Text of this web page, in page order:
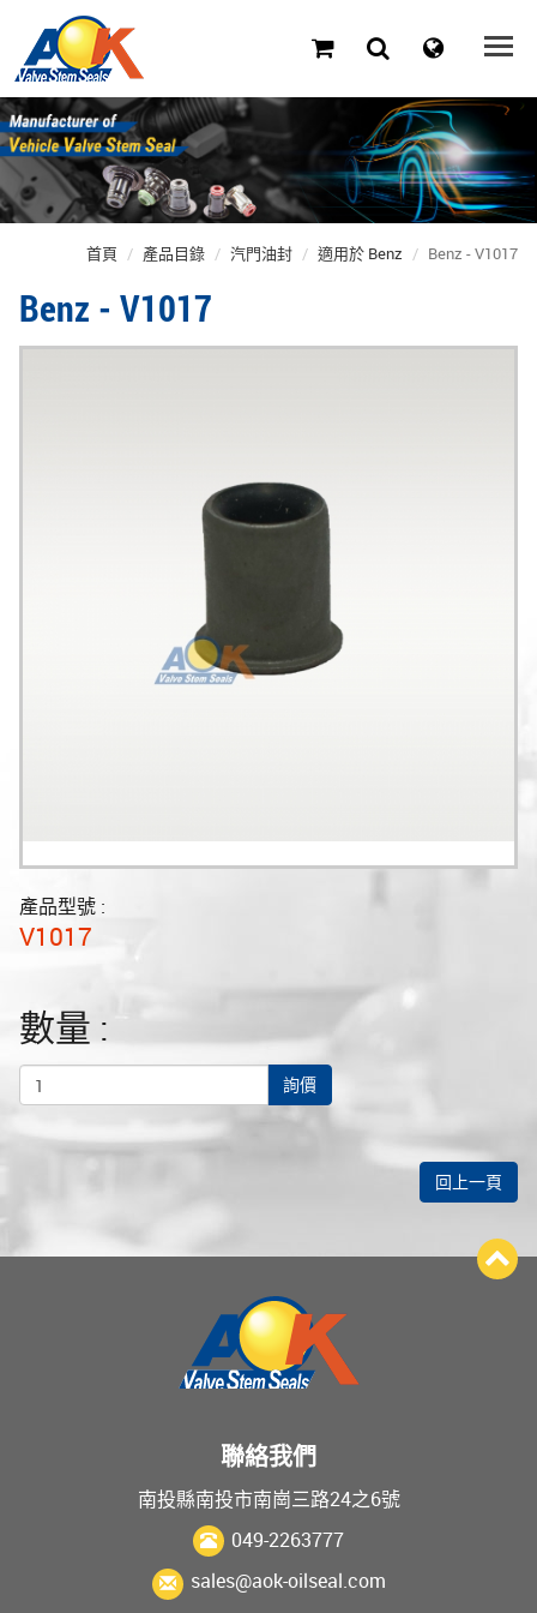
首頁 產品目錄 汽門油封 適用於 Benz Benz - V1017
Benz - V1017
產品型號 :
V1017
數量 :
詢價
回上一頁
聯絡我們
南投縣南投市南崗三路24之6號
049-2263777
sales@aok-oilseal.com